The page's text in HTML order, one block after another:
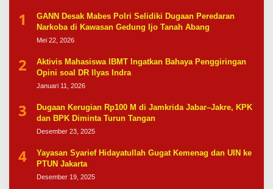
1
GANN Desak Mabes Polri Selidiki Dugaan Peredaran
Narkoba di Kawasan Gedung Ijo Tanah Abang
Mei 22, 2026
2
Aktivis Mahasiswa IBMT Ingatkan Bahaya Penggiringan
Opini soal DR Ilyas Indra
Januari 11, 2026
3
Dugaan Kerugian Rp100 M di Jamkrida Jabar–Jakre, KPK
dan BPK Diminta Turun Tangan
Desember 23, 2025
4
Yayasan Syarief Hidayatullah Gugat Kemenag dan UIN ke
PTUN Jakarta
Desember 19, 2025